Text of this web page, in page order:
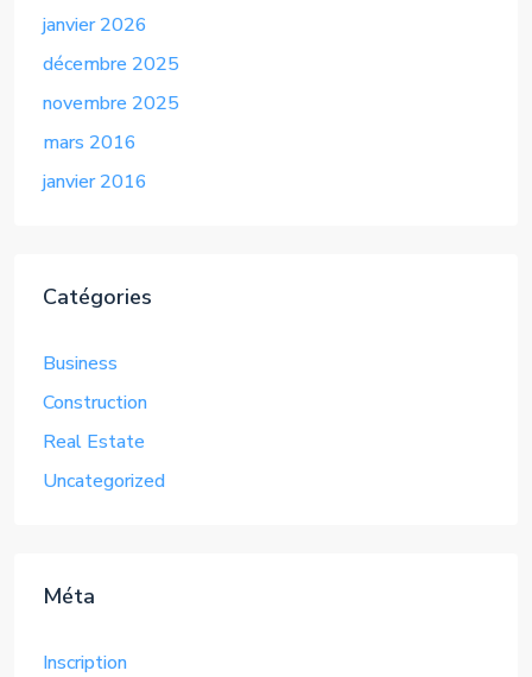
janvier 2026
décembre 2025
novembre 2025
mars 2016
janvier 2016
Catégories
Business
Construction
Real Estate
Uncategorized
Méta
Inscription